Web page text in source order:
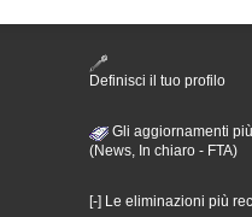
Definisci il tuo profilo
Gli aggiornamenti
(News, In chiaro - FTA)
[-] Le eliminazioni più